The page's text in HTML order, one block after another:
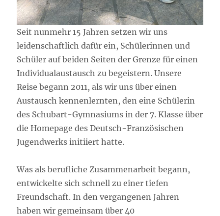
Seit nunmehr 15 Jahren setzen wir uns
leidenschaftlich dafür ein, Schülerinnen und
Schüler auf beiden Seiten der Grenze für einen
Individualaustausch zu begeistern. Unsere
Reise begann 2011, als wir uns über einen
Austausch kennenlernten, den eine Schülerin
des Schubart-Gymnasiums in der 7. Klasse über
die Homepage des Deutsch-Französischen
Jugendwerks initiiert hatte.
Was als berufliche Zusammenarbeit begann,
entwickelte sich schnell zu einer tiefen
Freundschaft. In den vergangenen Jahren
haben wir gemeinsam über 40